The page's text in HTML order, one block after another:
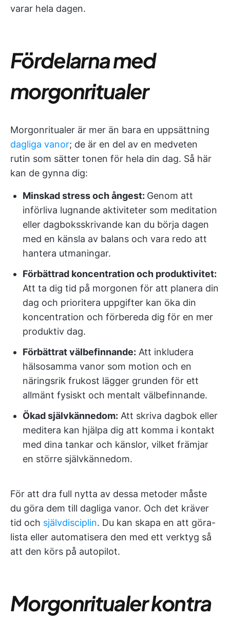
varar hela dagen.
Fördelarna med
morgonritualer
Morgonritualer är mer än bara en uppsättning
dagliga vanor; de är en del av en medveten
rutin som sätter tonen för hela din dag. Så här
kan de gynna dig:
Minskad stress och ångest: Genom att
införliva lugnande aktiviteter som meditation
eller dagboksskrivande kan du börja dagen
med en känsla av balans och vara redo att
hantera utmaningar.
Förbättrad koncentration och produktivitet:
Att ta dig tid på morgonen för att planera din
dag och prioritera uppgifter kan öka din
koncentration och förbereda dig för en mer
produktiv dag.
Förbättrat välbefinnande: Att inkludera
hälsosamma vanor som motion och en
näringsrik frukost lägger grunden för ett
allmänt fysiskt och mentalt välbefinnande.
Ökad självkännedom: Att skriva dagbok eller
meditera kan hjälpa dig att komma i kontakt
med dina tankar och känslor, vilket främjar
en större självkännedom.
För att dra full nytta av dessa metoder måste
du göra dem till dagliga vanor. Och det kräver
tid och självdisciplin. Du kan skapa en att göra-
lista eller automatisera den med ett verktyg så
att den körs på autopilot.
Morgonritualer kontra